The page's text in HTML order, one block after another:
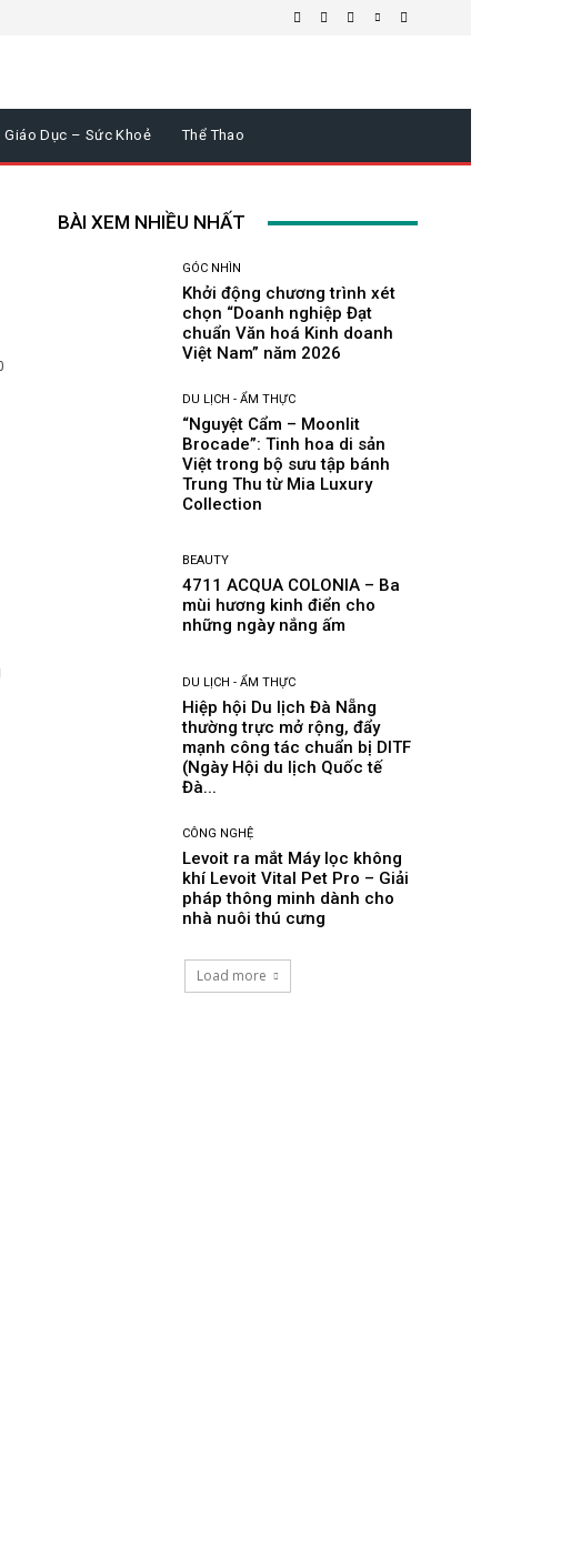
Giáo Dục – Sức Khoẻ Thể Thao
BÀI XEM NHIỀU NHẤT
GÓC NHÌN
Khởi động chương trình xét
chọn “Doanh nghiệp Đạt
chuẩn Văn hoá Kinh doanh
Việt Nam” năm 2026
DU LỊCH - ẨM THỰC
“Nguyệt Cẩm – Moonlit
Brocade”: Tinh hoa di sản
Việt trong bộ sưu tập bánh
Trung Thu từ Mia Luxury
Collection
BEAUTY
4711 ACQUA COLONIA – Ba
mùi hương kinh điển cho
những ngày nắng ấm
DU LỊCH - ẨM THỰC
Hiệp hội Du lịch Đà Nẵng
thường trực mở rộng, đẩy
mạnh công tác chuẩn bị DITF
(Ngày Hội du lịch Quốc tế
Đà...
CÔNG NGHỆ
Levoit ra mắt Máy lọc không
khí Levoit Vital Pet Pro – Giải
pháp thông minh dành cho
nhà nuôi thú cưng
Load more